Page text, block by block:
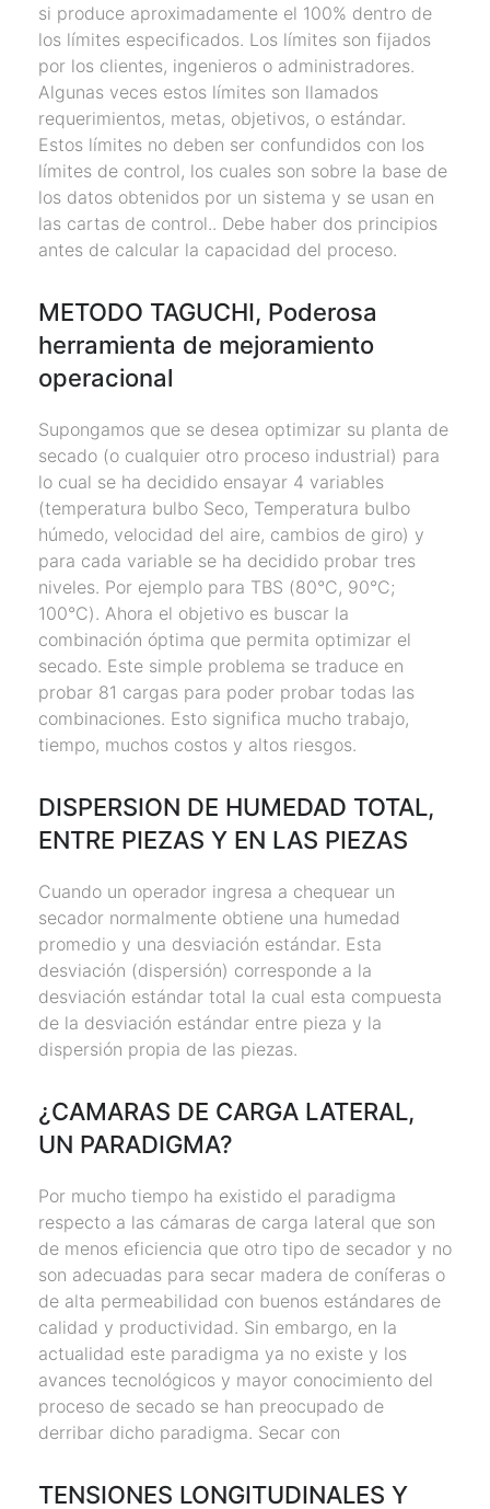
si produce aproximadamente el 100% dentro de
los límites especificados. Los límites son fijados
por los clientes, ingenieros o administradores.
Algunas veces estos límites son llamados
requerimientos, metas, objetivos, o estándar.
Estos límites no deben ser confundidos con los
límites de control, los cuales son sobre la base de
los datos obtenidos por un sistema y se usan en
las cartas de control.. Debe haber dos principios
antes de calcular la capacidad del proceso.
METODO TAGUCHI, Poderosa
herramienta de mejoramiento
operacional
Supongamos que se desea optimizar su planta de
secado (o cualquier otro proceso industrial) para
lo cual se ha decidido ensayar 4 variables
(temperatura bulbo Seco, Temperatura bulbo
húmedo, velocidad del aire, cambios de giro) y
para cada variable se ha decidido probar tres
niveles. Por ejemplo para TBS (80°C, 90°C;
100°C). Ahora el objetivo es buscar la
combinación óptima que permita optimizar el
secado. Este simple problema se traduce en
probar 81 cargas para poder probar todas las
combinaciones. Esto significa mucho trabajo,
tiempo, muchos costos y altos riesgos.
DISPERSION DE HUMEDAD TOTAL,
ENTRE PIEZAS Y EN LAS PIEZAS
Cuando un operador ingresa a chequear un
secador normalmente obtiene una humedad
promedio y una desviación estándar. Esta
desviación (dispersión) corresponde a la
desviación estándar total la cual esta compuesta
de la desviación estándar entre pieza y la
dispersión propia de las piezas.
¿CAMARAS DE CARGA LATERAL,
UN PARADIGMA?
Por mucho tiempo ha existido el paradigma
respecto a las cámaras de carga lateral que son
de menos eficiencia que otro tipo de secador y no
son adecuadas para secar madera de coníferas o
de alta permeabilidad con buenos estándares de
calidad y productividad. Sin embargo, en la
actualidad este paradigma ya no existe y los
avances tecnológicos y mayor conocimiento del
proceso de secado se han preocupado de
derribar dicho paradigma. Secar con
TENSIONES LONGITUDINALES Y